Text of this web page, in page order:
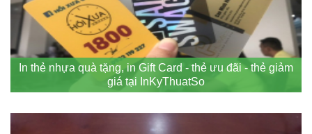
In thẻ nhựa quà tặng, in Gift Card - thẻ ưu đãi - thẻ giảm
giá tại InKyThuatSo